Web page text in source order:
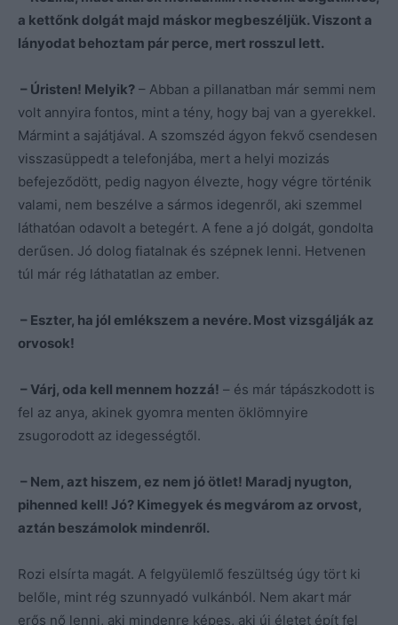
a kettőnk dolgát majd máskor megbeszéljük. Viszont a
lányodat behoztam pár perce, mert rosszul lett.
– Úristen! Melyik? – Abban a pillanatban már semmi nem
volt annyira fontos, mint a tény, hogy baj van a gyerekkel.
Mármint a sajátjával. A szomszéd ágyon fekvő csendesen
visszasüppedt a telefonjába, mert a helyi mozizás
befejeződött, pedig nagyon élvezte, hogy végre történik
valami, nem beszélve a sármos idegenről, aki szemmel
láthatóan odavolt a betegért. A fene a jó dolgát, gondolta
derűsen. Jó dolog fiatalnak és szépnek lenni. Hetvenen
túl már rég láthatatlan az ember.
– Eszter, ha jól emlékszem a nevére. Most vizsgálják az
orvosok!
– Várj, oda kell mennem hozzá! – és már tápászkodott is
fel az anya, akinek gyomra menten öklömnyire
zsugorodott az idegességtől.
– Nem, azt hiszem, ez nem jó ötlet! Maradj nyugton,
pihenned kell! Jó? Kimegyek és megvárom az orvost,
aztán beszámolok mindenről.
Rozi elsírta magát. A felgyülemlő feszültség úgy tört ki
belőle, mint rég szunnyadó vulkánból. Nem akart már
erős nő lenni, aki mindenre képes, aki új életet épít fel